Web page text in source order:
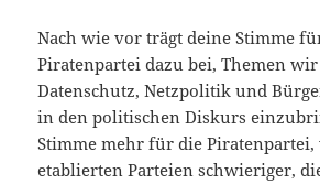
Nach wie vor trägt deine Stimme
Piratenpartei dazu bei, Themen
Datenschutz, Netzpolitik und
in den politischen Diskurs
Stimme mehr für die
etablierten Parteien schwieriger,